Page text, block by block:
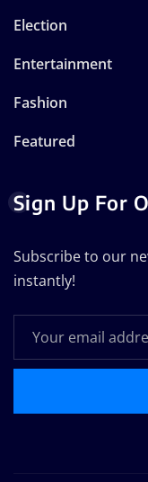
Election
Entertainment
Fashion
Featured
Sign Up For
Subscribe to our
instantly!